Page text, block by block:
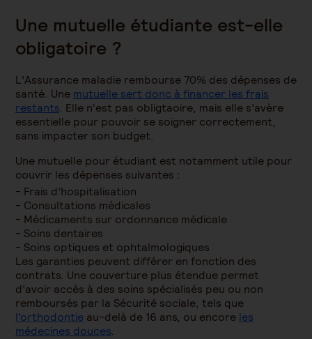
Une mutuelle étudiante est-elle
obligatoire ?
L’Assurance maladie rembourse 70% des dépenses de
santé. Une mutuelle sert donc à financer les frais
restants. Elle n'est pas obligtaoire, mais elle s’avère
essentielle pour pouvoir se soigner correctement,
sans impacter son budget.
Une mutuelle pour étudiant est notamment utile pour
couvrir les dépenses suivantes :
Frais d’hospitalisation
Consultations médicales
Médicaments sur ordonnance médicale
Soins dentaires
Soins optiques et ophtalmologiques
Les garanties peuvent différer en fonction des
contrats. Une couverture plus étendue permet
d’avoir accès à des soins spécialisés peu ou non
remboursés par la Sécurité sociale, tels que
l’orthodontie au-delà de 16 ans, ou encore les
médecines douces.